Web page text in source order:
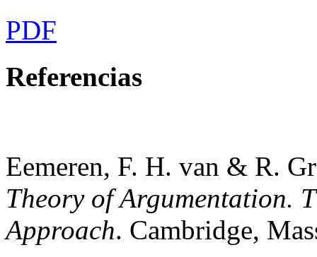
PDF
Referencias
Eemeren, F. H. van & R.
Theory of Argumentation.
Approach. Cambridge,